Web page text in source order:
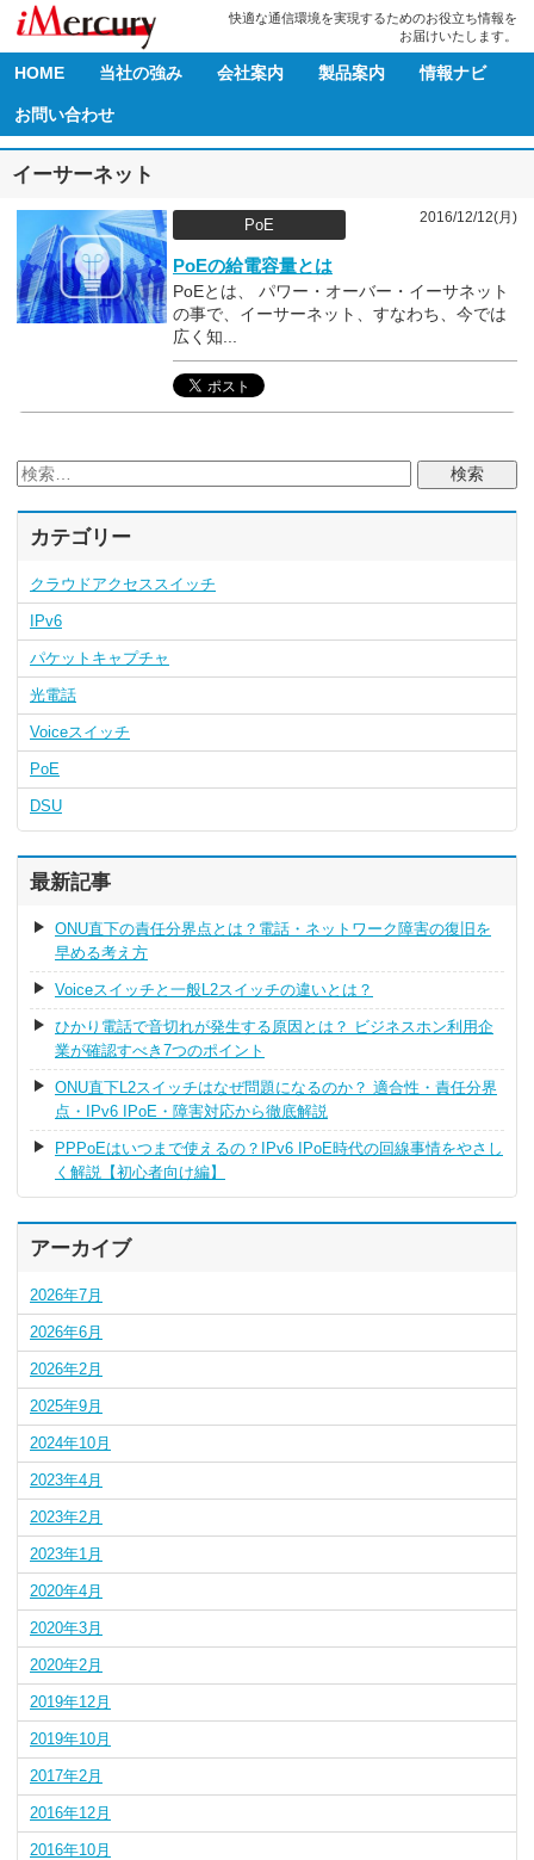
快適な通信環境を実現するためのお役立ち情報を
お届けいたします。
HOME 当社の強み 会社案内 製品案内 情報ナビ
お問い合わせ
イーサーネット
2016/12/12(月)
PoE
PoEの給電容量とは
PoEとは、 パワー・オーバー・イーサネット
の事で、イーサーネット、すなわち、今では
広く知...
カテゴリー
クラウドアクセススイッチ
IPv6
パケットキャプチャ
光電話
Voiceスイッチ
PoE
DSU
最新記事
ONU直下の責任分界点とは？電話・ネットワーク障害の復旧を
早める考え方
Voiceスイッチと一般L2スイッチの違いとは？
ひかり電話で音切れが発生する原因とは？ ビジネスホン利用企
業が確認すべき7つのポイント
ONU直下L2スイッチはなぜ問題になるのか？ 適合性・責任分界
点・IPv6 IPoE・障害対応から徹底解説
PPPoEはいつまで使えるの？IPv6 IPoE時代の回線事情をやさし
く解説【初心者向け編】
アーカイブ
2026年7月
2026年6月
2026年2月
2025年9月
2024年10月
2023年4月
2023年2月
2023年1月
2020年4月
2020年3月
2020年2月
2019年12月
2019年10月
2017年2月
2016年12月
2016年10月